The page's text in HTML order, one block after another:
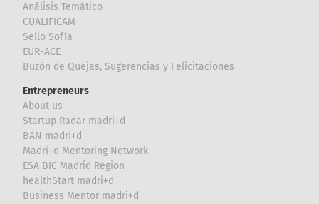
Análisis Temático
CUALIFICAM
Sello Sofía
EUR-ACE
Buzón de Quejas, Sugerencias y Felicitaciones
Entrepreneurs
About us
Startup Radar madri+d
BAN madri+d
Madri+d Mentoring Network
ESA BIC Madrid Region
healthStart madri+d
Business Mentor madri+d